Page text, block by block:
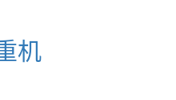
机